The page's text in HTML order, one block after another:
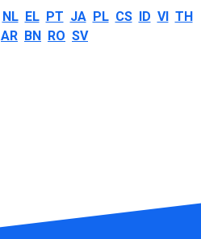
NL EL PT JA PL CS ID VI TH
AR BN RO SV